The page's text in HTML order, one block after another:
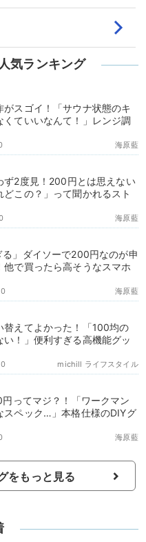
気ランキング
がスゴイ！「サウナ状態のキ
くていいなんて！」レンジ調
海原藍
ず2度見！200円とは思えない
この？」って聞かれるスト
海原藍
る」ダイソーで200円なのが申
他で買ったら高そうなスマホ
海原藍
替えてよかった！「100均の
い！」便利すぎる高機能グッ
michill ライフスタイル
ってマジ？！「ワークマン
スペック…」本格仕様のDIYグ
海原藍
をもっと見る